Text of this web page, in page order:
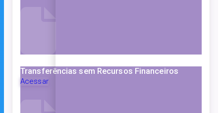
Transferências sem Recursos Financeiros
Acessar